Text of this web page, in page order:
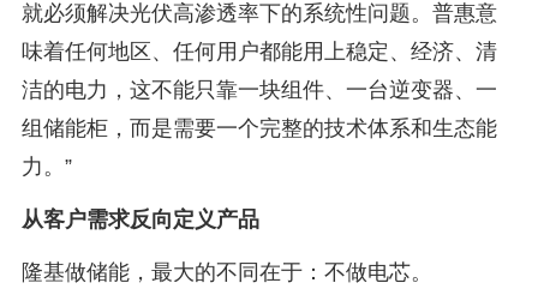
就必须解决光伏高渗透率下的系统性问题。普惠意
味着任何地区、任何用户都能用上稳定、经济、清
洁的电力，这不能只靠一块组件、一台逆变器、一
组储能柜，而是需要一个完整的技术体系和生态能
力。”
从客户需求反向定义产品
隆基做储能，最大的不同在于：不做电芯。